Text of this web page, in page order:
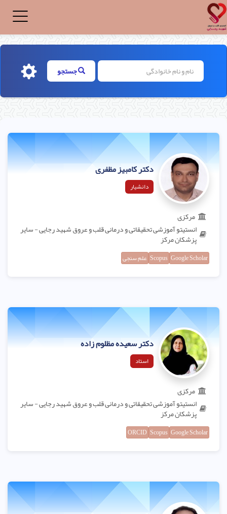
جستجو
دکتر کامبیز مظفری
دانشیار
مرکزی
انستیتو آموزشی تحقیقاتی و درمانی قلب و عروق شهید رجایی - سایر
پزشکان مرکز
Google Scholar
Scopus علم سنجی
دکتر سعیده مظلوم زاده
استاد
مرکزی
انستیتو آموزشی تحقیقاتی و درمانی قلب و عروق شهید رجایی - سایر
پزشکان مرکز
Google Scholar
Scopus
ORCID